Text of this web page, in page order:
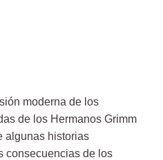
moderna de los
de los Hermanos Grimm
algunas historias
consecuencias de los